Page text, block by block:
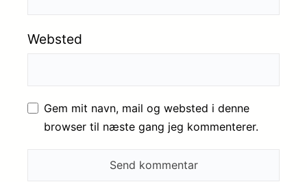
Websted
Gem mit navn, mail og websted i denne
browser til næste gang jeg kommenterer.